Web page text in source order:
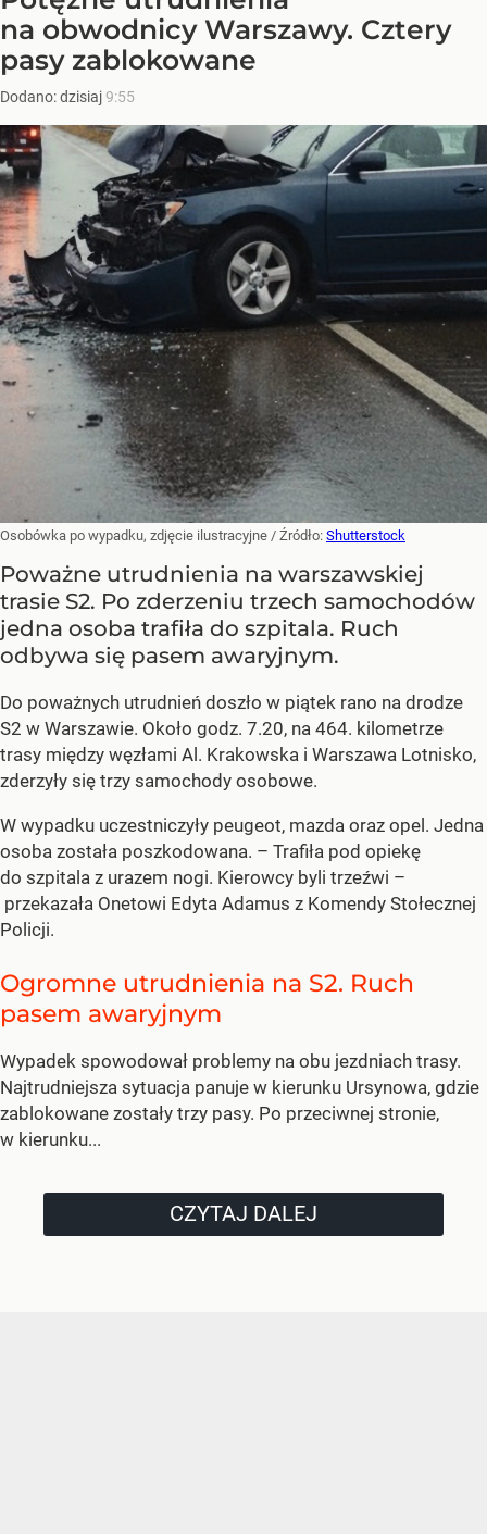
na obwodnicy Warszawy. Cztery
pasy zablokowane
Dodano:dzisiaj9:55
Osobówka po wypadku, zdjęcie ilustracyjne / Źródło: Shutterstock
Poważne utrudnienia na warszawskiej
trasie S2. Po zderzeniu trzech samochodów
jedna osoba trafiła do szpitala. Ruch
odbywa się pasem awaryjnym.
Do poważnych utrudnień doszło w piątek rano na drodze
S2 w Warszawie. Około godz. 7.20, na 464. kilometrze
trasy między węzłami Al. Krakowska i Warszawa Lotnisko,
zderzyły się trzy samochody osobowe.
W wypadku uczestniczyły peugeot, mazda oraz opel. Jedna
osoba została poszkodowana. – Trafiła pod opiekę
do szpitala z urazem nogi. Kierowcy byli trzeźwi –
przekazała Onetowi Edyta Adamus z Komendy Stołecznej
Policji.
Ogromne utrudnienia na S2. Ruch
pasem awaryjnym
Wypadek spowodował problemy na obu jezdniach trasy.
Najtrudniejsza sytuacja panuje w kierunku Ursynowa, gdzie
zablokowane zostały trzy pasy. Po przeciwnej stronie,
w kierunku...
CZYTAJ DALEJ